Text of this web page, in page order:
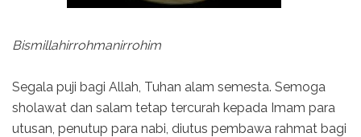
Bismillahirrohmanirrohim
Segala puji bagi Allah, Tuhan alam semesta. Semoga
sholawat dan salam tetap tercurah kepada Imam para
utusan, penutup para nabi, diutus pembawa rahmat bagi